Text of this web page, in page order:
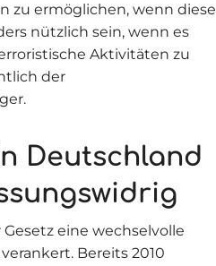
zu ermöglichen, wenn diese
nützlich sein, wenn es
Aktivitäten zu
der
Deutschland
eine wechselvolle
Bereits 2010